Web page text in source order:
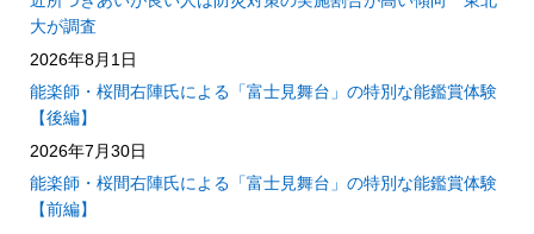
大が調査
2026年8月1日
能楽師・桜間右陣氏による「富士見舞台」の特別な能鑑賞体験
【後編】
2026年7月30日
能楽師・桜間右陣氏による「富士見舞台」の特別な能鑑賞体験
【前編】